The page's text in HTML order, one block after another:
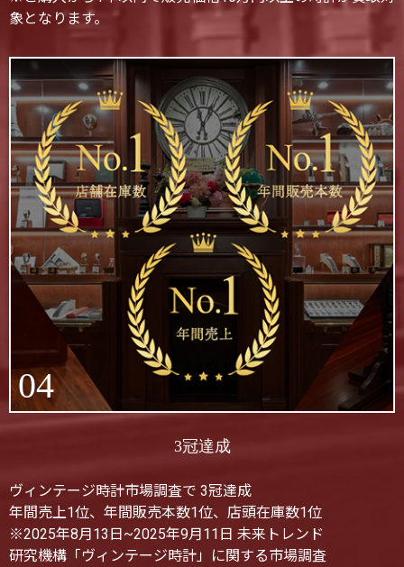
象となります。
04
3冠達成
ヴィンテージ時計市場調査で 3冠達成
年間売上1位、年間販売本数1位、店頭在庫数1位
※2025年8月13日~2025年9月11日 未来トレンド
研究機構「ヴィンテージ時計」に関する市場調査